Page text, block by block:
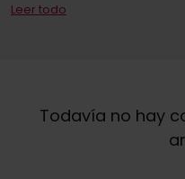
Al suscribirse al boletín informativo, da su consentimiento para el envío de información comercial por medios de comunicación electrónica, incluido, en particular, el correo electrónico, relacionada con la comercialización directa de servicios y
Leer todo
Todavía no hay